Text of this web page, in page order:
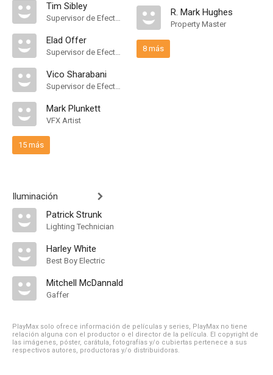
Tim Sibley
Supervisor de Efectos Visuales
Elad Offer
Supervisor de Efectos Visuales
Vico Sharabani
Supervisor de Efectos Visuales
Mark Plunkett
VFX Artist
15 más
Iluminación
Patrick Strunk
Lighting Technician
Harley White
Best Boy Electric
Mitchell McDannald
Gaffer
R. Mark Hughes
Property Master
8 más
PlayMax solo ofrece información de películas y series, PlayMax no tiene
relación alguna con el productor o el director de la película. El copyright de
las imágenes, póster, carátula, fotografías y/o cubiertas pertenece a sus
respectivos autores, productoras y/o distribuidoras.